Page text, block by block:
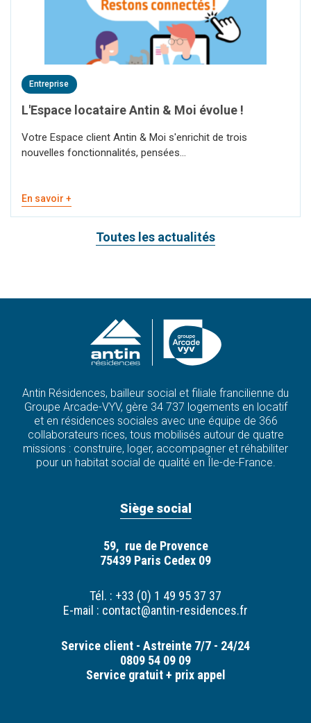
Entreprise
L'Espace locataire Antin & Moi évolue !
Votre Espace client Antin & Moi s'enrichit de trois
nouvelles fonctionnalités, pensées...
En savoir +
Toutes les actualités
Antin Résidences, bailleur social et filiale francilienne du
Groupe Arcade-VYV, gère 34 737 logements en locatif
et en résidences sociales avec une équipe de 366
collaborateurs·rices, tous mobilisés autour de quatre
missions : construire, loger, accompagner et réhabiliter
pour un habitat social de qualité en Île-de-France.
Siège social
59, rue de Provence
75439 Paris Cedex 09
Tél. : +33 (0) 1 49 95 37 37
E-mail : contact@antin-residences.fr
Service client - Astreinte 7/7 - 24/24
0809 54 09 09
Service gratuit + prix appel